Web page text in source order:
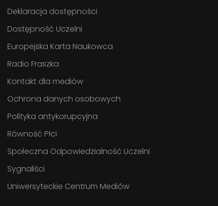
Deklaracja dostępności
Dostępność Uczelni
Europejska Karta Naukowca
Radio Fraszka
Kontakt dla mediów
Ochrona danych osobowych
Polityka antykorupcyjna
Równość Płci
Społeczna Odpowiedzialność Uczelni
Sygnaliści
Uniwersyteckie Centrum Mediów